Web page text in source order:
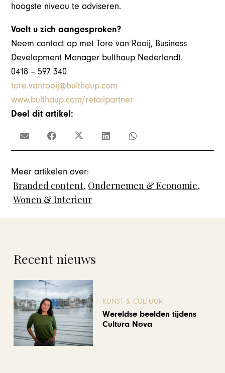
hoogste niveau te adviseren.
Voelt u zich aangesproken?
Neem contact op met Tore van Rooij, Business
Development Manager bulthaup Nederlandt.
0418 – 597 340
tore.vanrooij@bulthaup.com
www.bulthaup.com/retailpartner
Deel dit artikel:
Meer artikelen over:
Branded content, Ondernemen & Economie,
Wonen & Interieur
Recent nieuws
KUNST & CULTUUR
Wereldse beelden tijdens
Cultura Nova